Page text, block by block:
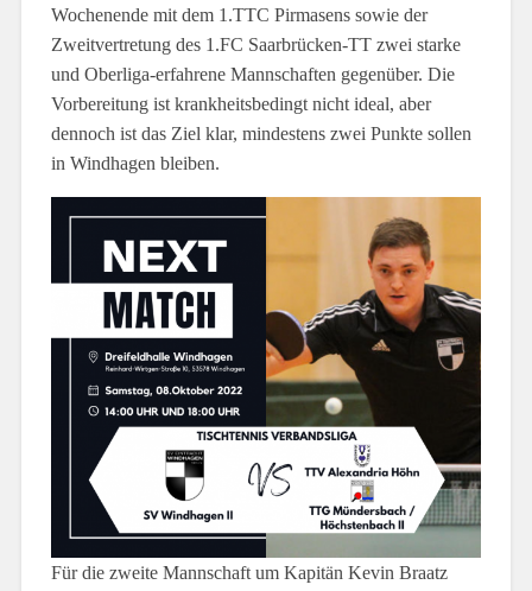
Wochenende mit dem 1.TTC Pirmasens sowie der
Zweitvertretung des 1.FC Saarbrücken-TT zwei starke
und Oberliga-erfahrene Mannschaften gegenüber. Die
Vorbereitung ist krankheitsbedingt nicht ideal, aber
dennoch ist das Ziel klar, mindestens zwei Punkte sollen
in Windhagen bleiben.
Für die zweite Mannschaft um Kapitän Kevin Braatz